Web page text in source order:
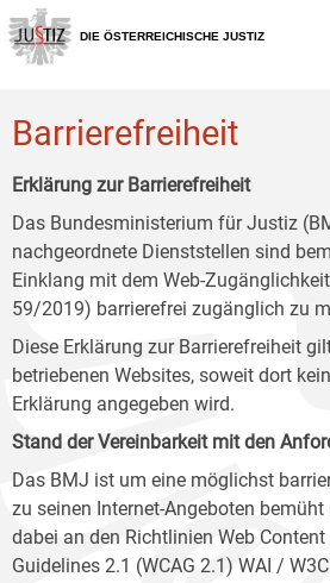
Zur
Hauptnavigation
[1]
Zum
Inhalt
[2]
Zum
Untermenü
[3]
DIE ÖSTERREICHISCHE JUSTIZ
Barrierefreiheit
Erklärung zur Barrierefreiheit
Das Bundesministerium für Justiz
nachgeordnete Dienststellen sind
Einklang mit dem Web-
59/2019) barrierefrei zugänglich zu
Diese Erklärung zur Barrierefreiheit
betriebenen Websites, soweit dort
Erklärung angegeben wird.
Stand der Vereinbarkeit mit den
Das BMJ ist um eine möglichst
zu seinen Internet-Angeboten
dabei an den Richtlinien Web
Guidelines 2.1 (WCAG 2.1) WAI /